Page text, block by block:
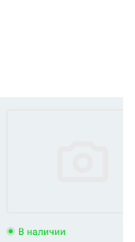
В наличии